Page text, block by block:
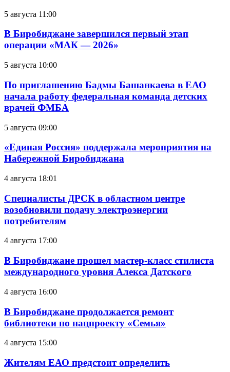
5 августа 11:00
В Биробиджане завершился первый этап
операции «МАК — 2026»
5 августа 10:00
По приглашению Бадмы Башанкаева в ЕАО
начала работу федеральная команда детских
врачей ФМБА
5 августа 09:00
«Единая Россия» поддержала мероприятия на
Набережной Биробиджана
4 августа 18:01
Специалисты ДРСК в областном центре
возобновили подачу электроэнергии
потребителям
4 августа 17:00
В Биробиджане прошел мастер-класс стилиста
международного уровня Алекса Датского
4 августа 16:00
В Биробиджане продолжается ремонт
библиотеки по нацпроекту «Семья»
4 августа 15:00
Жителям ЕАО предстоит определить